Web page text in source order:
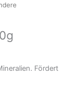
Fördert